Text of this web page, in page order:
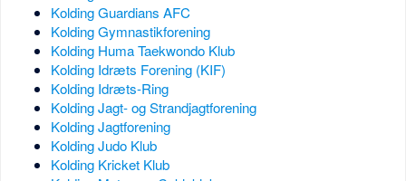
Kolding Guardians AFC
Kolding Gymnastikforening
Kolding Huma Taekwondo Klub
Kolding Idræts Forening (KIF)
Kolding Idræts-Ring
Kolding Jagt- og Strandjagtforening
Kolding Jagtforening
Kolding Judo Klub
Kolding Kricket Klub